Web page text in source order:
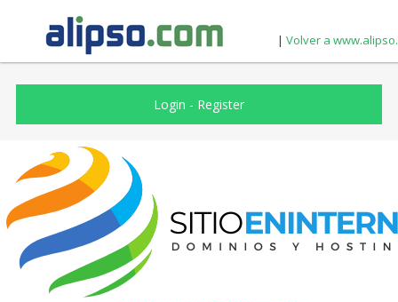
| Volver a
Login - Register